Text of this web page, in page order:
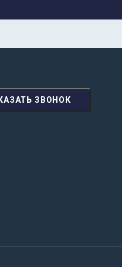
ЗВОНОК